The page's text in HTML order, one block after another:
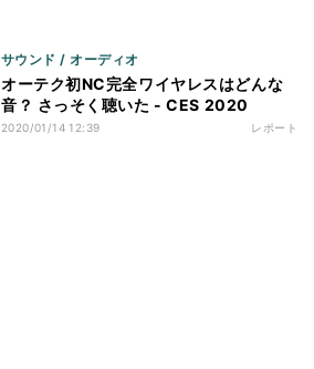
サウンド / オーディオ
オーテク初NC完全ワイヤレスはどんな
音？ さっそく聴いた - CES 2020
2020/01/14 12:39 レポート